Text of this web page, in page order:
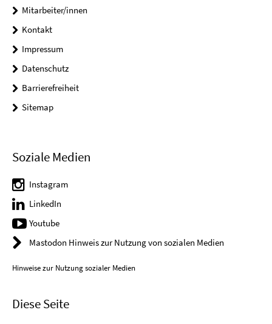
Mitarbeiter/innen
Kontakt
Impressum
Datenschutz
Barrierefreiheit
Sitemap
Soziale Medien
Instagram
LinkedIn
Youtube
Mastodon Hinweis zur Nutzung von sozialen Medien
Hinweise zur Nutzung sozialer Medien
Diese Seite